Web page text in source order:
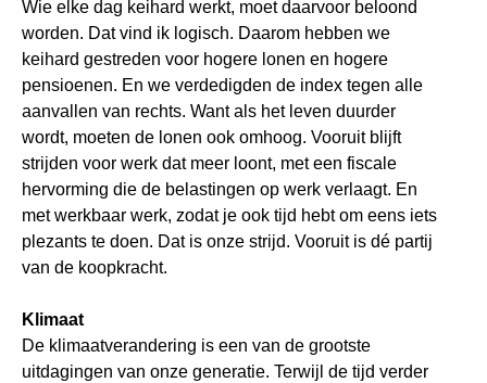
Wie elke dag keihard werkt, moet daarvoor beloond
worden. Dat vind ik logisch. Daarom hebben we
keihard gestreden voor hogere lonen en hogere
pensioenen. En we verdedigden de index tegen alle
aanvallen van rechts. Want als het leven duurder
wordt, moeten de lonen ook omhoog. Vooruit blijft
strijden voor werk dat meer loont, met een fiscale
hervorming die de belastingen op werk verlaagt. En
met werkbaar werk, zodat je ook tijd hebt om eens iets
plezants te doen. Dat is onze strijd. Vooruit is dé partij
van de koopkracht.
Klimaat
De klimaatverandering is een van de grootste
uitdagingen van onze generatie. Terwijl de tijd verder